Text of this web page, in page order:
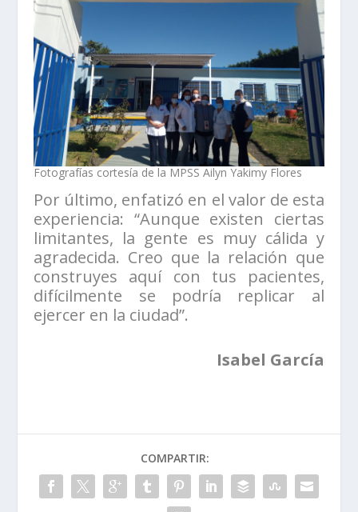
Fotografías cortesía de la MPSS Ailyn Yakimy Flores
Por último, enfatizó en el valor de esta
experiencia: “Aunque existen ciertas
limitantes, la gente es muy cálida y
agradecida. Creo que la relación que
construyes aquí con tus pacientes,
difícilmente se podría replicar al
ejercer en la ciudad”.
Isabel García
COMPARTIR: